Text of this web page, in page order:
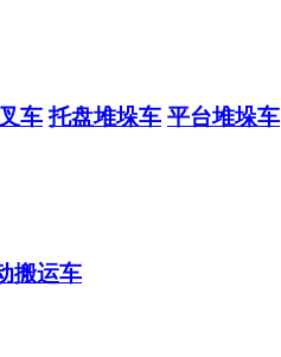
车 托盘堆垛车 平台堆垛车
搬运车